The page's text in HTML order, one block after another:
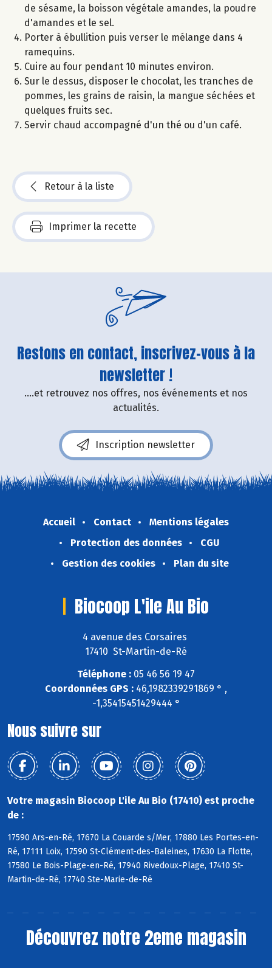
de sésame, la boisson végétale amandes, la poudre
d'amandes et le sel.
Porter à ébullition puis verser le mélange dans 4
ramequins.
Cuire au four pendant 10 minutes environ.
Sur le dessus, disposer le chocolat, les tranches de
pommes, les grains de raisin, la mangue séchées et
quelques fruits sec.
Servir chaud accompagné d'un thé ou d'un café.
Retour à la liste
Imprimer la recette
Restons en contact, inscrivez-vous à la
newsletter !
....et retrouvez nos offres, nos événements et nos
actualités.
Inscription newsletter
Accueil Contact
Mentions légales
Protection des données
CGU
Gestion des cookies
Plan du site
Biocoop L'ile Au Bio
4 avenue des Corsaires
17410 St-Martin-de-Ré
Téléphone : 05 46 56 19 47
Coordonnées GPS : 46,1982339291869 ° ,
-1,35415451429444 °
Nous suivre sur
Votre magasin Biocoop L'ile Au Bio (17410) est proche
de :
17590 Ars-en-Ré, 17670 La Couarde s/Mer, 17880 Les Portes-en-
Ré, 17111 Loix, 17590 St-Clément-des-Baleines, 17630 La Flotte,
17580 Le Bois-Plage-en-Ré, 17940 Rivedoux-Plage, 17410 St-
Martin-de-Ré, 17740 Ste-Marie-de-Ré
Découvrez notre 2eme magasin